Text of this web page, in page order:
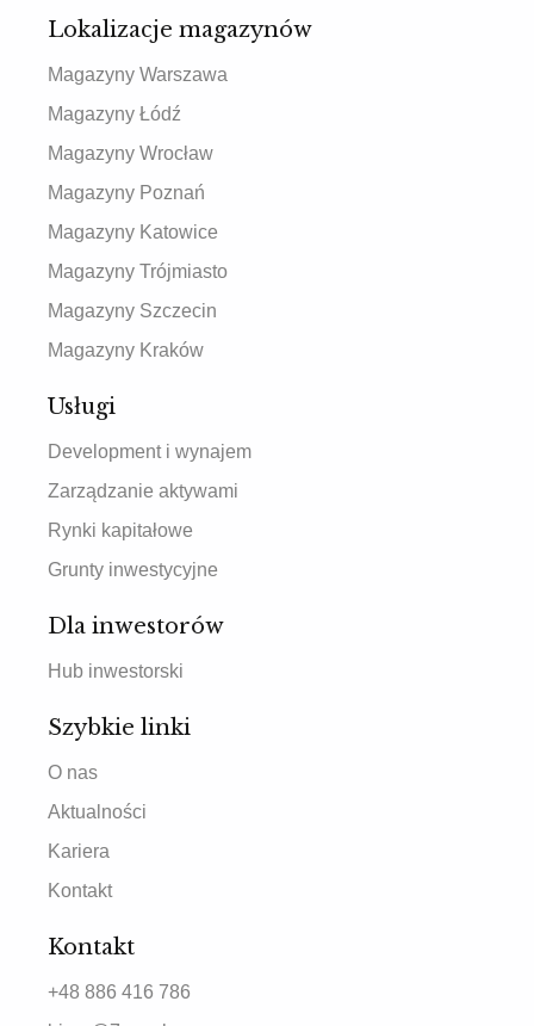
Lokalizacje magazynów
Magazyny Warszawa
Magazyny Łódź
Magazyny Wrocław
Magazyny Poznań
Magazyny Katowice
Magazyny Trójmiasto
Magazyny Szczecin
Magazyny Kraków
Usługi
Development i wynajem
Zarządzanie aktywami
Rynki kapitałowe
Grunty inwestycyjne
Dla inwestorów
Hub inwestorski
Szybkie linki
O nas
Aktualności
Kariera
Kontakt
Kontakt
+48 886 416 786